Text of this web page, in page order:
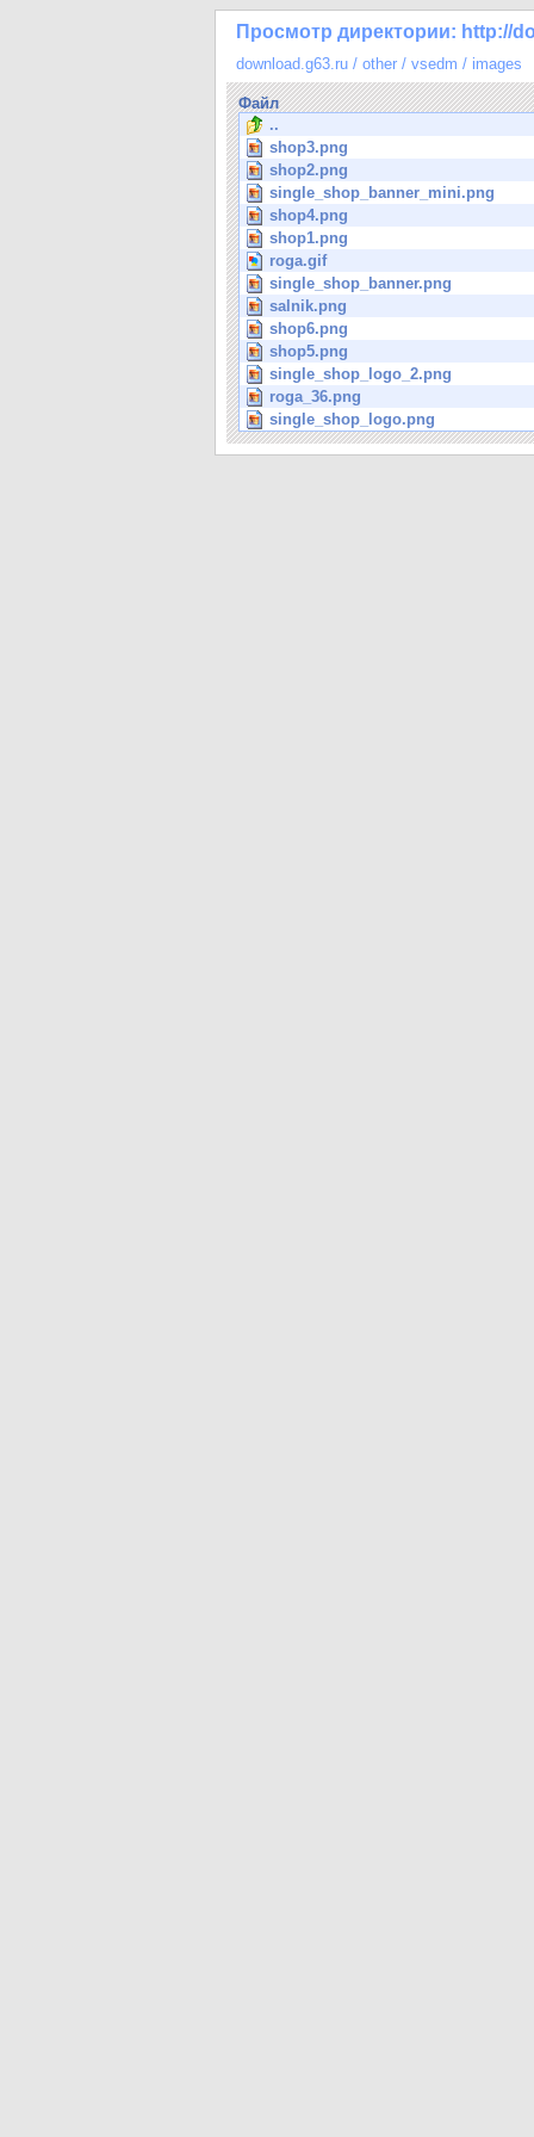
Просмотр директории: http://
download.g63.ru / other / vsedm / images
Файл
..
shop3.png
shop2.png
single_shop_banner_mini.png
shop4.png
shop1.png
roga.gif
single_shop_banner.png
salnik.png
shop6.png
shop5.png
single_shop_logo_2.png
roga_36.png
single_shop_logo.png